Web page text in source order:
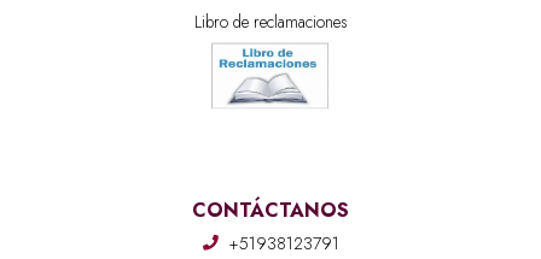
Libro de reclamaciones
CONTÁCTANOS
+51938123791